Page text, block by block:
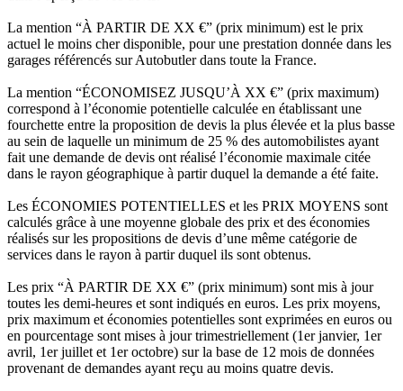
La mention “À PARTIR DE XX €” (prix minimum) est le prix
actuel le moins cher disponible, pour une prestation donnée dans les
garages référencés sur Autobutler dans toute la France.
La mention “ÉCONOMISEZ JUSQU’À XX €” (prix maximum)
correspond à l’économie potentielle calculée en établissant une
fourchette entre la proposition de devis la plus élevée et la plus basse
au sein de laquelle un minimum de 25 % des automobilistes ayant
fait une demande de devis ont réalisé l’économie maximale citée
dans le rayon géographique à partir duquel la demande a été faite.
Les ÉCONOMIES POTENTIELLES et les PRIX MOYENS sont
calculés grâce à une moyenne globale des prix et des économies
réalisés sur les propositions de devis d’une même catégorie de
services dans le rayon à partir duquel ils sont obtenus.
Les prix “À PARTIR DE XX €” (prix minimum) sont mis à jour
toutes les demi-heures et sont indiqués en euros. Les prix moyens,
prix maximum et économies potentielles sont exprimées en euros ou
en pourcentage sont mises à jour trimestriellement (1er janvier, 1er
avril, 1er juillet et 1er octobre) sur la base de 12 mois de données
provenant de demandes ayant reçu au moins quatre devis.